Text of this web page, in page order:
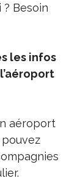
Besoin
les infos
aéroport